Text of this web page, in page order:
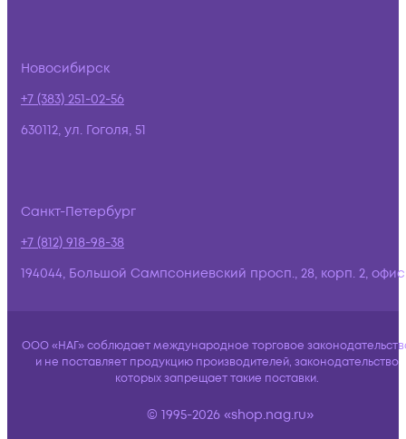
Новосибирск
+7 (383) 251-02-56
630112, ул. Гоголя, 51
Санкт-Петербург
+7 (812) 918-98-38
194044, Большой Сампсониевский просп., 28, корп. 2,
ООО «НАГ» соблюдает международное торговое
и не поставляет продукцию производителей, законодательство
которых запрещает такие поставки.
© 1995-2026 «shop.nag.ru»